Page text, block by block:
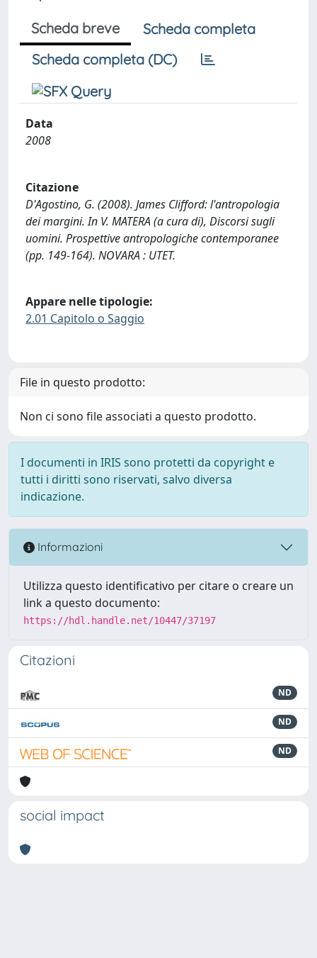
Scheda breve
Scheda completa
Scheda completa (DC)
Data
2008
Citazione
D'Agostino, G. (2008). James Clifford: l'antropologia
dei margini. In V. MATERA (a cura di), Discorsi sugli
uomini. Prospettive antropologiche contemporanee
(pp. 149-164). NOVARA : UTET.
Appare nelle tipologie:
2.01 Capitolo o Saggio
File in questo prodotto:
Non ci sono file associati a questo prodotto.
I documenti in IRIS sono protetti da copyright e
tutti i diritti sono riservati, salvo diversa
indicazione.
Informazioni
Utilizza questo identificativo per citare o creare un
link a questo documento:
https://hdl.handle.net/10447/37197
Citazioni
ND
ND
ND
social impact